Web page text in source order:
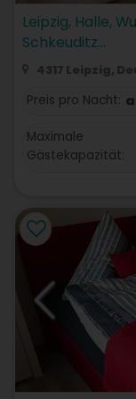
Leipzig, Halle,
Schkeuditz...
4317 Leipzig,
Preis pro Nacht:
Maximale
Gästekapazität: